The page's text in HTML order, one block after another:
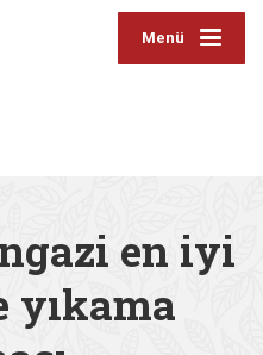
Menü
en iyi
yıkama